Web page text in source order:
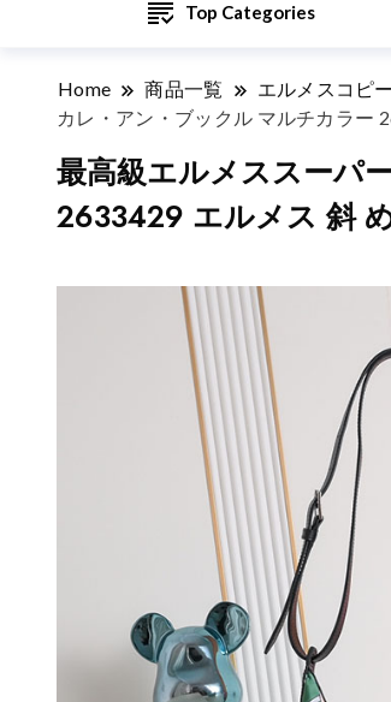
Top Categories
Home 商品一覧 エルメスコピー
カレ・アン・ブックル マルチカラー
最高級エルメススーパ
2633429 エルメス 斜